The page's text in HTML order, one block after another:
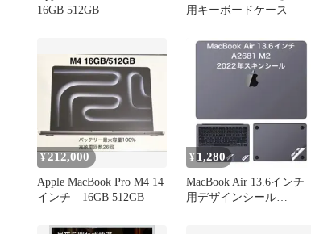
16GB 512GB
用キーボードケース
¥212,000
Apple MacBook Pro M4 14
インチ 16GB 512GB
¥ 1,280
MacBook Air 13.6インチ
用デザインシール